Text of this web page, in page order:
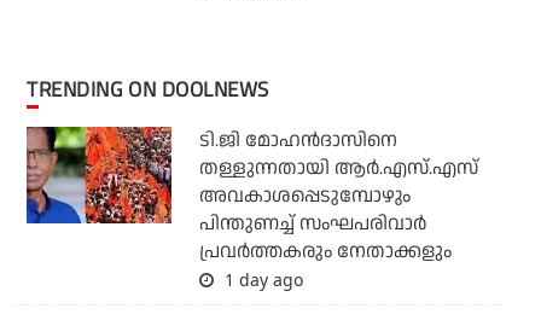
TRENDING ON DOOLNEWS
ടി.ജി മോഹന്‍ദാസിനെ
തള്ളുന്നതായി ആര്‍.എസ്.എസ്
അവകാശപ്പെടുമ്പോഴും
പിന്തുണച്ച് സംഘപരിവാര്‍
പ്രവര്‍ത്തകരും നേതാക്കളും
1 day ago